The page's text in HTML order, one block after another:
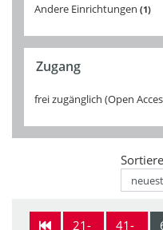
Andere Einrichtungen 1
Zugang
frei zugänglich (Open
21-
41-